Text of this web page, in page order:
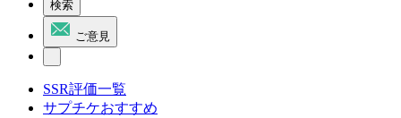
検索
ご意見
SSR評価一覧
サプチケおすすめ